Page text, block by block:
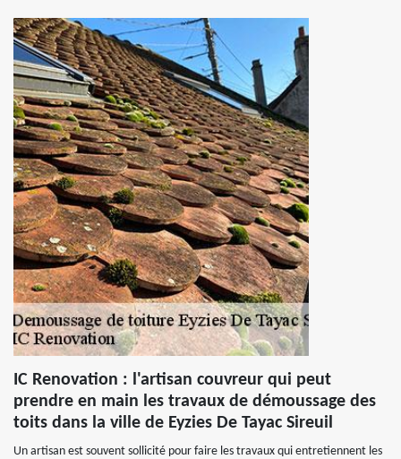
IC Renovation : l'artisan couvreur qui peut
prendre en main les travaux de démoussage des
toits dans la ville de Eyzies De Tayac Sireuil
Un artisan est souvent sollicité pour faire les travaux qui entretiennent les